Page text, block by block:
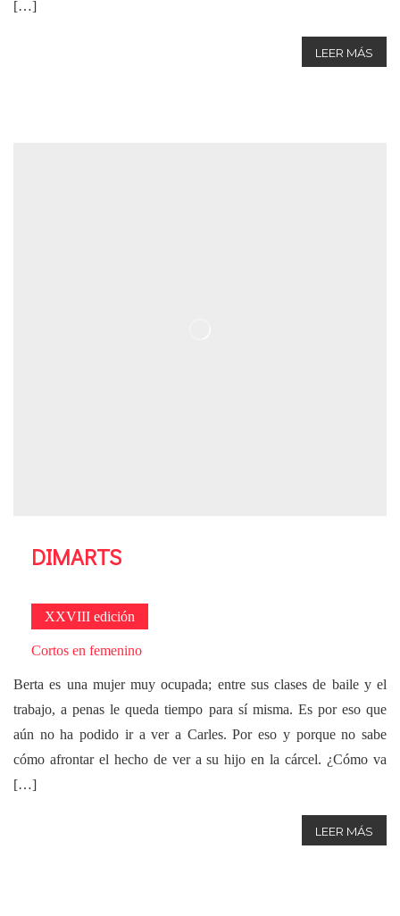
[…]
LEER MÁS
DIMARTS
XXVIII edición
Cortos en femenino
Berta es una mujer muy ocupada; entre sus clases de baile y el
trabajo, a penas le queda tiempo para sí misma. Es por eso que
aún no ha podido ir a ver a Carles. Por eso y porque no sabe
cómo afrontar el hecho de ver a su hijo en la cárcel. ¿Cómo va
[…]
LEER MÁS